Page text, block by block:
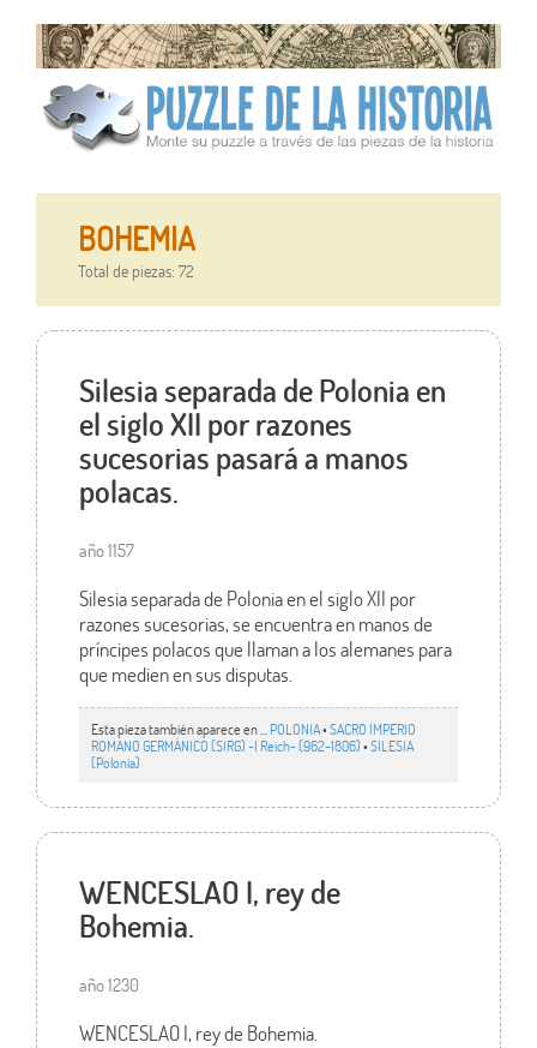
BOHEMIA
Total de piezas: 72
Silesia separada de Polonia en
el siglo XII por razones
sucesorias pasará a manos
polacas.
año 1157
Silesia separada de Polonia en el siglo XII por
razones sucesorias, se encuentra en manos de
príncipes polacos que llaman a los alemanes para
que medien en sus disputas.
Esta pieza también aparece en ... POLONIA•SACRO IMPERIO
ROMANO GERMÁNICO (SIRG) -I Reich- (962-1806)•SILESIA
(Polonia)
WENCESLAO I, rey de
Bohemia.
año 1230
WENCESLAO I, rey de Bohemia.